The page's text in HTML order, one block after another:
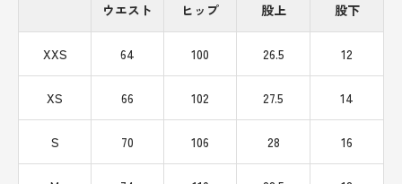
ウエスト ヒップ 股上 股下
XXS 64 100 26.5 12
XS 66 102 27.5 14
S 70 106 28 16